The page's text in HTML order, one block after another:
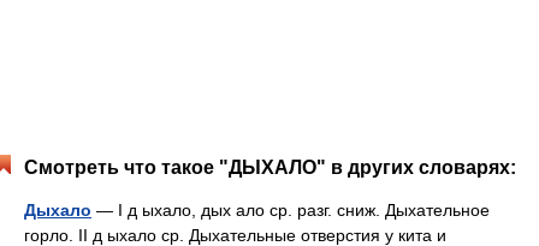
Смотреть что такое "ДЫХАЛО" в других словарях:
Дыхало — I д ыхало, дых ало ср. разг. сниж. Дыхательное
горло. II д ыхало ср. Дыхательные отверстия у кита и